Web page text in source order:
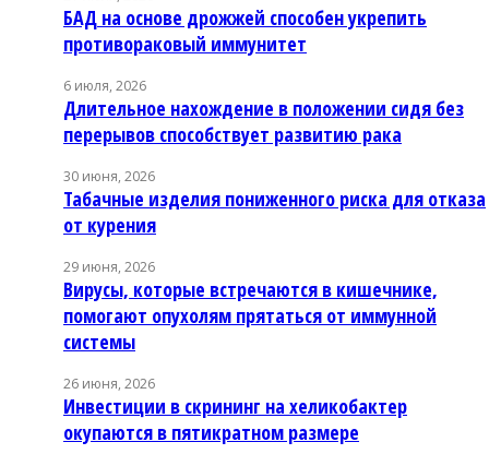
БАД на основе дрожжей способен укрепить
противораковый иммунитет
6 июля, 2026
Длительное нахождение в положении сидя без
перерывов способствует развитию рака
30 июня, 2026
Табачные изделия пониженного риска для отказа
от курения
29 июня, 2026
Вирусы, которые встречаются в кишечнике,
помогают опухолям прятаться от иммунной
системы
26 июня, 2026
Инвестиции в скрининг на хеликобактер
окупаются в пятикратном размере